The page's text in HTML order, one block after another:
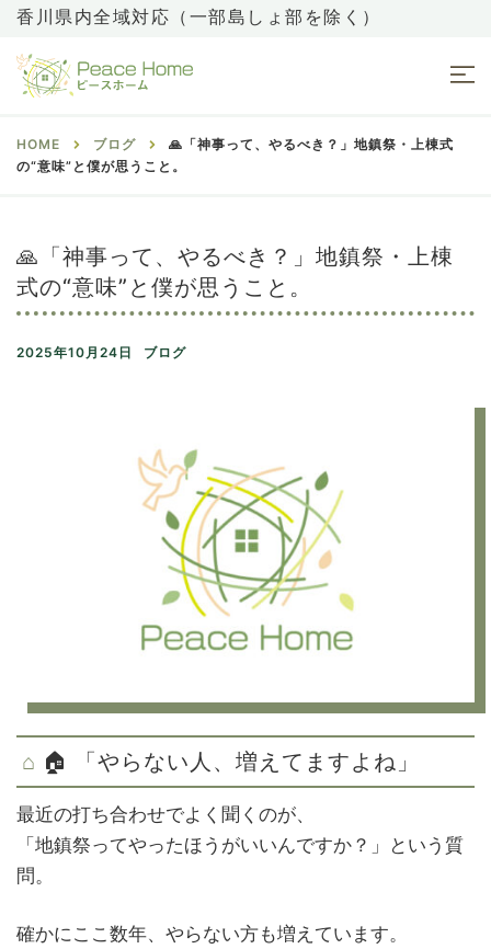
香川県内全域対応（一部島しょ部を除く）
HOME ブログ
🙏「神事って、やるべき？」地鎮祭・上棟式
の“意味”と僕が思うこと。
🙏「神事って、やるべき？」地鎮祭・上棟
式の“意味”と僕が思うこと。
2025年10月24日 ブログ
🏠 「やらない人、増えてますよね」
最近の打ち合わせでよく聞くのが、
「地鎮祭ってやったほうがいいんですか？」という質
問。
確かにここ数年、やらない方も増えています。